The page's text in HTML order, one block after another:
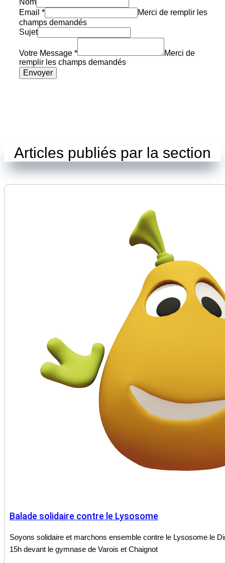
Nom
Email *
Merci de remplir les
champs demandés
Sujet
Votre Message *
Merci de
remplir les champs demandés
Envoyer
Articles publiés par la section
Balade solidaire contre le Lysosome
Soyons solidaire et marchons ensemble contre le Lysosome le
15h devant le gymnase de Varois et Chaignot